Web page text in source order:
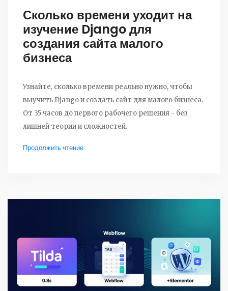
Сколько времени уходит на
изучение Django для
создания сайта малого
бизнеса
Узнайте, сколько времени реально нужно, чтобы
выучить Django и создать сайт для малого бизнеса.
От 35 часов до первого рабочего решения - без
лишней теории и сложностей.
Продолжить чтение